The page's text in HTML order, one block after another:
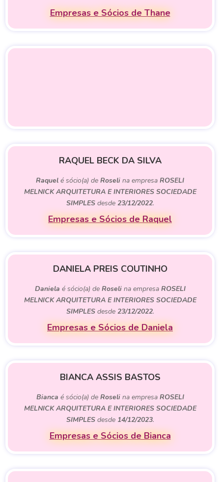
Empresas e Sócios de Thane
RAQUEL BECK DA SILVA
Raquel é sócio(a) de Roseli na empresa ROSELI
MELNICK ARQUITETURA E INTERIORES SOCIEDADE
SIMPLESdesde 23/12/2022.
Empresas e Sócios de Raquel
DANIELA PREIS COUTINHO
Daniela é sócio(a) de Roselina empresa ROSELI
MELNICK ARQUITETURA E INTERIORES SOCIEDADE
SIMPLESdesde 23/12/2022.
Empresas e Sócios de Daniela
BIANCA ASSIS BASTOS
Bianca é sócio(a) de Roselina empresa ROSELI
MELNICK ARQUITETURA E INTERIORES SOCIEDADE
SIMPLESdesde 14/12/2023.
Empresas e Sócios de Bianca